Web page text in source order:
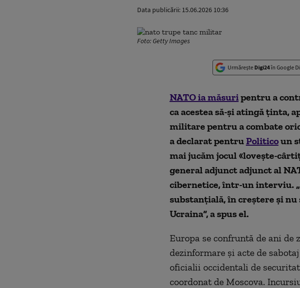
Data publicării: 15.06.2026 10:36
Foto: Getty Images
Urmărește Digi24în Google
NATO ia măsuripentru a
ca acestea să-și atingă ținta,
militare pentru a combate
a declarat pentruPoliticoun
mai jucăm jocul «lovește-
general adjunct adjunct al
cibernetice, într-un interviu.
substanțială, în creștere și
Ucraina”, a spus el.
Europa se confruntă de ani
dezinformare și acte de
oficialii occidentali de
coordonat de Moscova.